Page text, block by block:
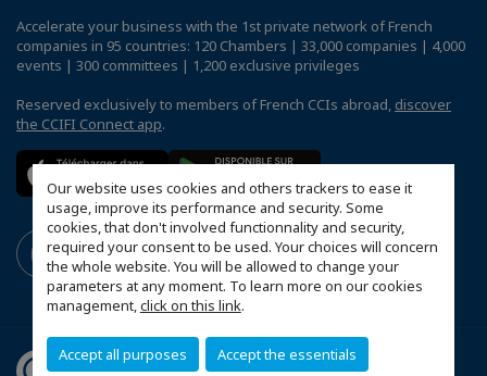
Our website uses cookies and others trackers to ease it
usage, improve its performance and security. Some
cookies, that don't involved functionnality and security,
required your consent to be used. Your choices will concern
the whole website. You will be allowed to change your
parameters at any moment. To learn more on our cookies
management,click on this link.
Accept all purposes Accept the essentials
Accelerate your business with the 1st private network of French
companies in 95 countries: 120 Chambers | 33,000 companies | 4,000
events | 300 committees | 1,200 exclusive privileges
Reserved exclusively to members of French CCIs abroad, discover
the CCIFI Connect app.